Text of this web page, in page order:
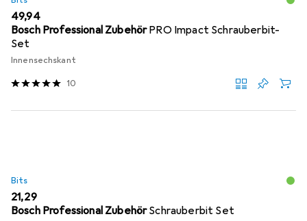
EUR
49,94
Bosch Professional ZubehörPRO Impact Schrauberbit-
Set
Innensechskant
10
Bits
EUR
21,29
Bosch Professional ZubehörSchrauberbit Set